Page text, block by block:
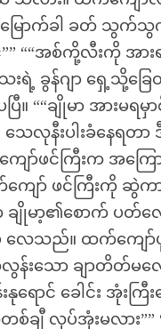
ါ မြောက်ခါ ခတ်
““အစ်ကို့လီးကို အား
ေးရဲ့ ခွန်ဂျာ ရှေ့သို့
။ ““ချိုမာ အားမ
လုနီးပါးခံနေရတာ
ျော်ဖင်ကြီးက အက
ျော် ဖင်ကြီးကို ဆွဲက
ျိုမာ့၏စောက် ပတ်လ
လေသည်။ ထက်ကျော်
းသော ချာတိတ်မလ
နုရောင် ခေါင်း အုံး
စ်ချီ လုပ်အုံးမလား””